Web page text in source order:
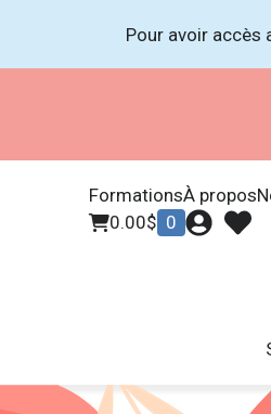
Pour avoir accès
FormationsÀ propos
0.00$ 0